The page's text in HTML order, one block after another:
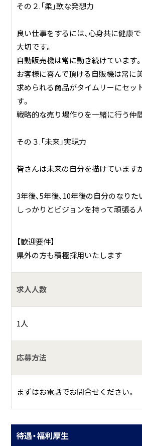
その２.「柔」軟な発想力
良い仕事をするには、心身共に健康
大切です。
自動販売機は常に動き続けています。
お客様に喜んで頂ける自販機は常に
求められる商品がタイムリーにセッ
す。
戦略的な売り場作りを一緒に行う仲
その３.「未来」実現力
皆さんは未来の自分を描けています
3年後、5年後、10年後の自分のなりた
しっかりとビジョンを持って頑張る
【歓迎要件】
県外の方も積極採用いたします
求人人数
1人
応募方法
まずはお電話でお問合せください。
待遇・福利厚生